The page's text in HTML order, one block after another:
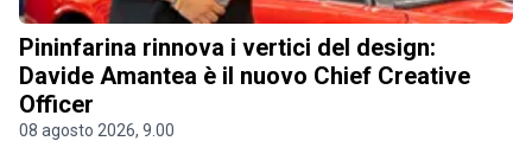
Pininfarina rinnova i vertici del design:
Davide Amantea è il nuovo Chief Creative
Officer
08 agosto 2026, 9.00